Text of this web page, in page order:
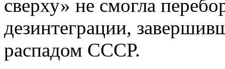
сверху» не смогла
дезинтеграции,
распадом СССР.